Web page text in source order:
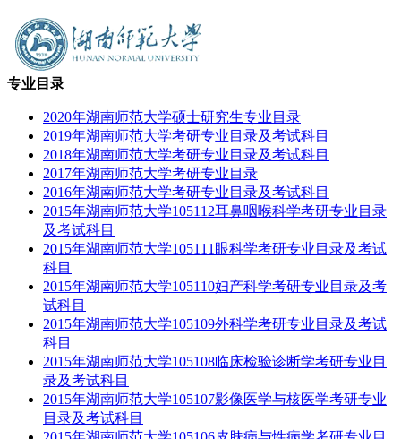
专业目录
2020年湖南师范大学硕士研究生专业目录
2019年湖南师范大学考研专业目录及考试科目
2018年湖南师范大学考研专业目录及考试科目
2017年湖南师范大学考研专业目录
2016年湖南师范大学考研专业目录及考试科目
2015年湖南师范大学105112耳鼻咽喉科学考研专业目录
及考试科目
2015年湖南师范大学105111眼科学考研专业目录及考试
科目
2015年湖南师范大学105110妇产科学考研专业目录及考
试科目
2015年湖南师范大学105109外科学考研专业目录及考试
科目
2015年湖南师范大学105108临床检验诊断学考研专业目
录及考试科目
2015年湖南师范大学105107影像医学与核医学考研专业
目录及考试科目